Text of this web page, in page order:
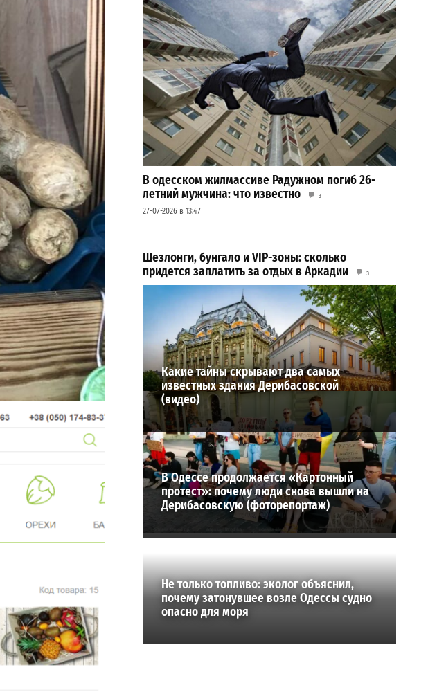
В одесском жилмассиве Радужном погиб 26-
летний мужчина: что известно
3
27-07-2026 в 13:47
Шезлонги, бунгало и VIP-зоны: сколько
придется заплатить за отдых в Аркадии
3
ВИБОР РЕДАКЦИИ
Какие тайны скрывают два самых
известных здания Дерибасовской
(видео)
В Одессе продолжается «Картонный
протест»: почему люди снова вышли на
Дерибасовскую (фоторепортаж)
Не только топливо: эколог объяснил,
почему затонувшее возле Одессы судно
опасно для моря